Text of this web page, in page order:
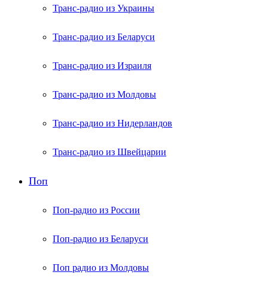
Транс-радио из Украины
Транс-радио из Беларуси
Транс-радио из Израиля
Транс-радио из Молдовы
Транс-радио из Нидерландов
Транс-радио из Швейцарии
Поп
Поп-радио из России
Поп-радио из Беларуси
Поп радио из Молдовы